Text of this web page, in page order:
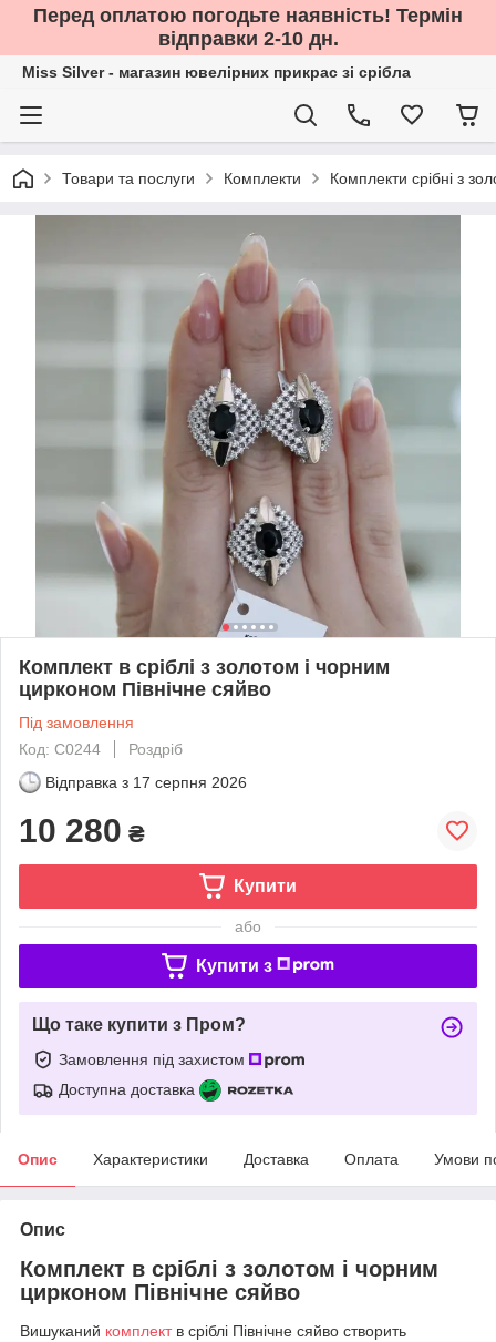
Перед оплатою погодьте наявність! Термін
відправки 2-10 дн.
Miss Silver - магазин ювелірних прикрас зі срібла
Товари та послуги Комплекти Комплекти срібні з
Комплект в сріблі з золотом і чорним
цирконом Північне сяйво
Під замовлення
Код: С0244
Роздріб
Відправка з 17 серпня 2026
10 280 ₴
Купити
або
Купити з
Що таке купити з Пром?
Замовлення під захистом
Доступна доставка
Опис Характеристики Доставка Оплата Умови
Опис
Комплект в сріблі з золотом і чорним
цирконом Північне сяйво
Вишуканий комплектв сріблі Північне сяйво створить